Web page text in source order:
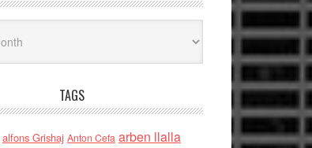
TAGS
alfons Grishaj Anton Cefa arben llalla